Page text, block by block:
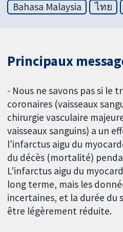
Bahasa Malaysia
ไทย
Principaux
- Nous ne savons pas si le
coronaires (vaisseaux
chirurgie vasculaire
vaisseaux sanguins) a un
l'infarctus aigu du
du décès (mortalité)
L'infarctus aigu du
long terme, mais les
incertaines, et la durée du
être légèrement réduite.